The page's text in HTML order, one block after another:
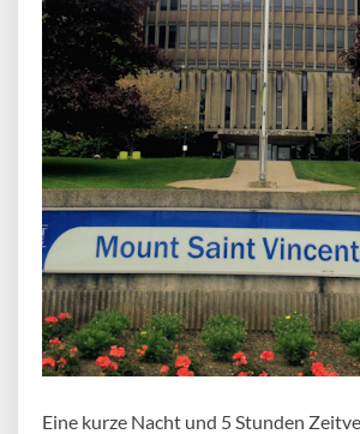
Eine kurze Nacht und 5 Stunden